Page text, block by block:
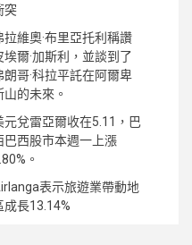
突
拉維奧·布里亞托利稱讚
埃爾·加斯利，並談到了
朗哥·科拉平託在阿爾卑
山的未來。
元兌雷亞爾收在5.11，巴
巴西股市本週一上漲
。
表示旅遊業帶動地
成長13.14%